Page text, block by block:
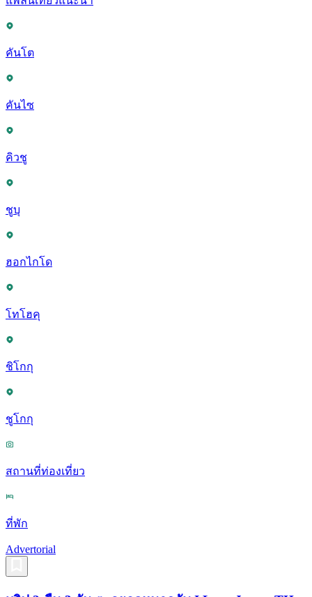
คันโต
คันไซ
คิวชู
ชูบุ
ฮอกไกโด
โทโฮคุ
ชิโกกุ
ชูโกกุ
สถานที่ท่องเที่ยว
ที่พัก
Advertorial